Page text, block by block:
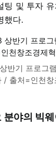
팅 및 투자
했다.
반기 프로그
/ 출처=인천창
분야의 빅